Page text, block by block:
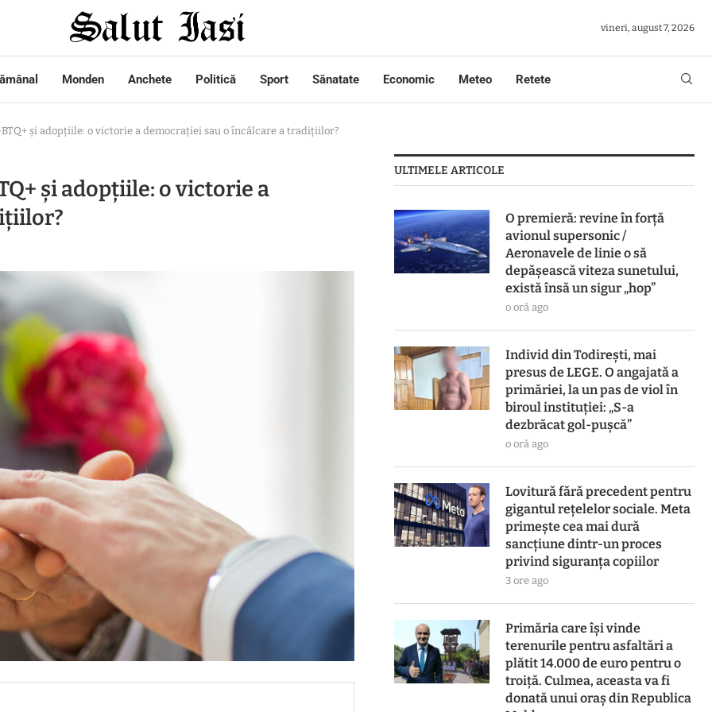
vineri, august 7, 2026
Monden Anchete Politică Sport Sănatate Economic Meteo Retete
și adopțiile: o victorie a democrației sau o încălcare a tradițiilor?
și adopțiile: o victorie a
ULTIMELE ARTICOLE
O premieră: revine în forță
avionul supersonic /
Aeronavele de linie o să
depășească viteza sunetului,
există însă un sigur „hop”
o oră ago
Individ din Todirești, mai
presus de LEGE. O angajată a
primăriei, la un pas de viol în
biroul instituției: „S-a
dezbrăcat gol-pușcă”
o oră ago
Lovitură fără precedent pentru
gigantul rețelelor sociale. Meta
primește cea mai dură
sancțiune dintr-un proces
privind siguranța copiilor
3 ore ago
Primăria care își vinde
terenurile pentru asfaltări a
plătit 14.000 de euro pentru o
troiță. Culmea, aceasta va fi
donată unui oraș din Republica